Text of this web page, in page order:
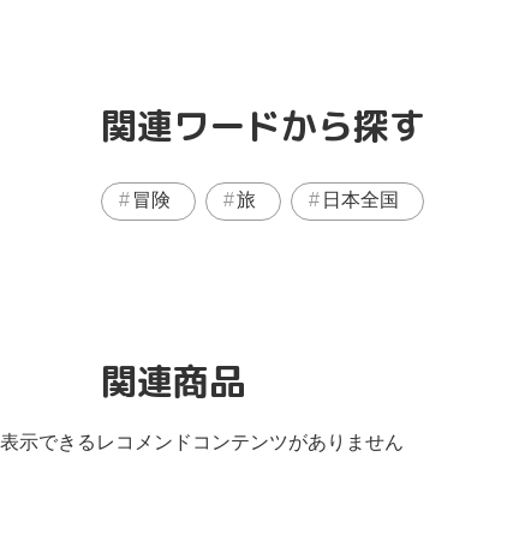
関連ワードから探す
冒険 旅 日本全国
関連商品
表示できるレコメンドコンテンツがありません